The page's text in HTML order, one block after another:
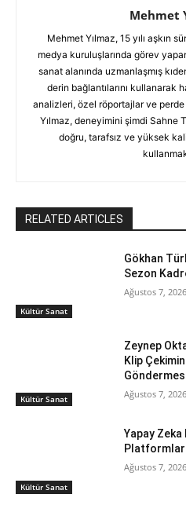
Mehmet
Mehmet Yılmaz, 15 yılı aşkın
medya kuruluşlarında görev
sanat alanında uzmanlaşmış
derin bağlantılarını kullanarak
analizleri, özel röportajlar ve perde
Yılmaz, deneyimini şimdi Sahne
doğru, tarafsız ve yüksek
RELATED ARTICLES
Kültür Sanat
Gökhan
Sezon
Ağustos 7, 2026
Kültür Sanat
Zeynep
Klip
Ağustos 7, 2026
Kültür Sanat
Yapay Zeka
Ağustos 7, 2026